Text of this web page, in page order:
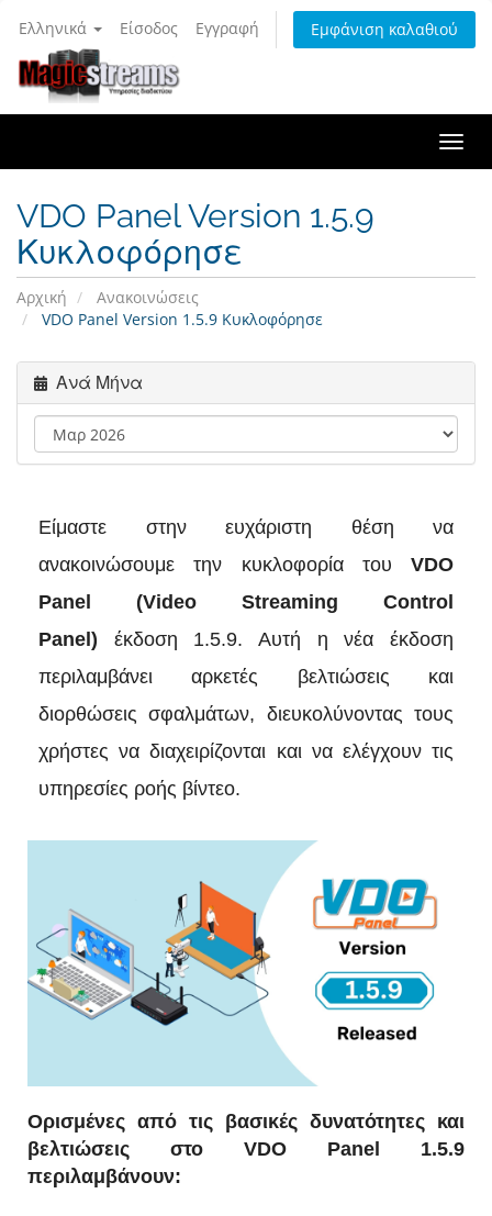
Ελληνικά Είσοδος Εγγραφή Εμφάνιση καλαθιού
VDO Panel Version 1.5.9
Κυκλοφόρησε
Αρχική
Ανακοινώσεις
VDO Panel Version 1.5.9 Κυκλοφόρησε
Ανά Μήνα
Είμαστε στην ευχάριστη θέση να
ανακοινώσουμε την κυκλοφορία του VDO
Panel (Video Streaming Control
Panel) έκδοση 1.5.9. Αυτή η νέα έκδοση
περιλαμβάνει αρκετές βελτιώσεις και
διορθώσεις σφαλμάτων, διευκολύνοντας τους
χρήστες να διαχειρίζονται και να ελέγχουν τις
υπηρεσίες ροής βίντεο.
Ορισμένες από τις βασικές δυνατότητες και
βελτιώσεις στο VDO Panel 1.5.9
περιλαμβάνουν: